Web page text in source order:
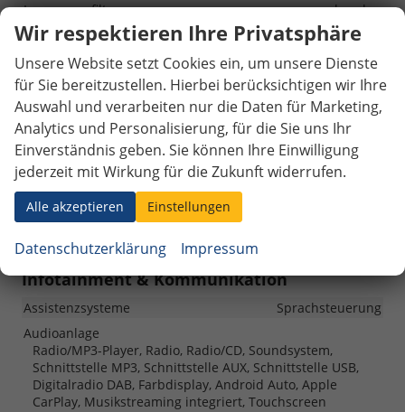
Innenraumfilter
vorhanden
Klimatisierung
Klimaanlage manuell
Laderaumabdeckung
vorhanden
Lenkrad
in Leder, höhenverstellbar, mit Multifunktionen, in
Sportausführung, mit Lenkradheizung
Sitze
Komfortsitze, Isofix (Kindersitzbefestigung), Rücksitzbank
hinten geteilt, Sitzheizung, Sportsitze
Sitze: Lordosenstütze
Infotainment & Kommunikation
Assistenzsysteme
Sprachsteuerung
Audioanlage
Radio/MP3-Player, Radio, Radio/CD, Soundsystem,
Schnittstelle MP3, Schnittstelle AUX, Schnittstelle USB,
Digitalradio DAB, Farbdisplay, Android Auto, Apple
CarPlay, Musikstreaming integriert, Touchscreen
Wir respektieren Ihre Privatsphäre
Unsere Website setzt Cookies ein, um unsere Dienste
für Sie bereitzustellen. Hierbei berücksichtigen wir Ihre
Auswahl und verarbeiten nur die Daten für Marketing,
Analytics und Personalisierung, für die Sie uns Ihr
Einverständnis geben. Sie können Ihre Einwilligung
jederzeit mit Wirkung für die Zukunft widerrufen.
Alle akzeptieren Einstellungen
Datenschutzerklärung Impressum